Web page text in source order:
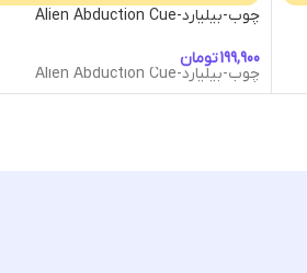
چوب-بیلیارد-Alien Abduction Cue
تومان
چوب-بیلیارد-Alien Abduction Cue